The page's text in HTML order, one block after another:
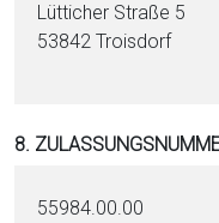
Lütticher Straße 5
53842 Troisdorf
8.
55984.00.00